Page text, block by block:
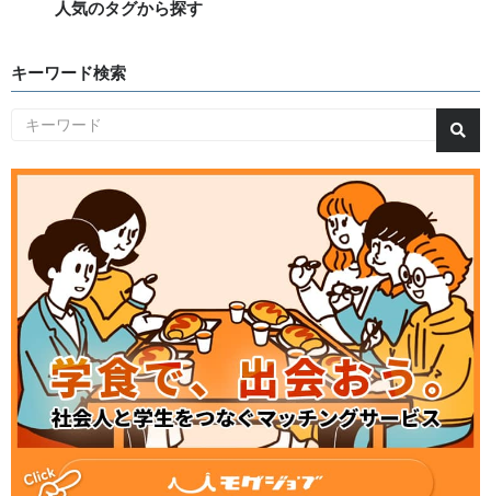
人気のタグから探す
キーワード検索